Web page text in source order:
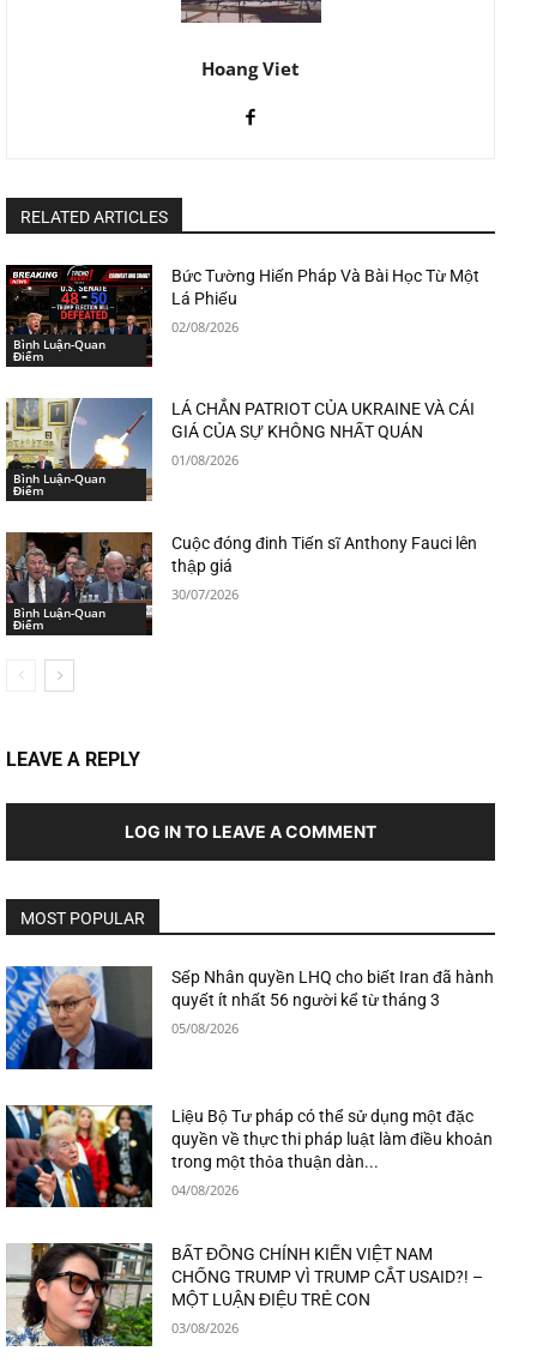
Hoang Viet
RELATED ARTICLES
Bình Luận-Quan
Điểm
Bức Tường Hiến Pháp Và Bài Học Từ Một
Lá Phiếu
02/08/2026
Bình Luận-Quan
Điểm
LÁ CHẮN PATRIOT CỦA UKRAINE VÀ CÁI
GIÁ CỦA SỰ KHÔNG NHẤT QUÁN
01/08/2026
Bình Luận-Quan
Điểm
Cuộc đóng đinh Tiến sĩ Anthony Fauci lên
thập giá
30/07/2026
LEAVE A REPLY
LOG IN TO LEAVE A COMMENT
MOST POPULAR
Sếp Nhân quyền LHQ cho biết Iran đã hành
quyết ít nhất 56 người kể từ tháng 3
05/08/2026
Liệu Bộ Tư pháp có thể sử dụng một đặc
quyền về thực thi pháp luật làm điều khoản
trong một thỏa thuận dàn...
04/08/2026
BẤT ĐỒNG CHÍNH KIẾN VIỆT NAM
CHỐNG TRUMP VÌ TRUMP CẮT USAID?! –
MỘT LUẬN ĐIỆU TRẺ CON
03/08/2026